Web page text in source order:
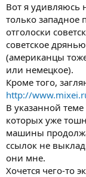
Вот я удивляюсь
только западное
отголоски
советское
(американцы
или немецкое).
Кроме того,
http://
В указанной
которых уже
машины
ссылок не
они мне.
Хочется чего-то